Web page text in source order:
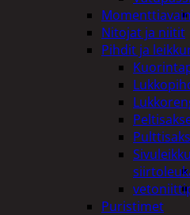
Nitojat ja niitit
Pihdit ja
Puristimet